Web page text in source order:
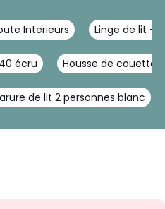
Interieurs Linge de lit -
écru Housse de couette
de lit 2 personnes blanc